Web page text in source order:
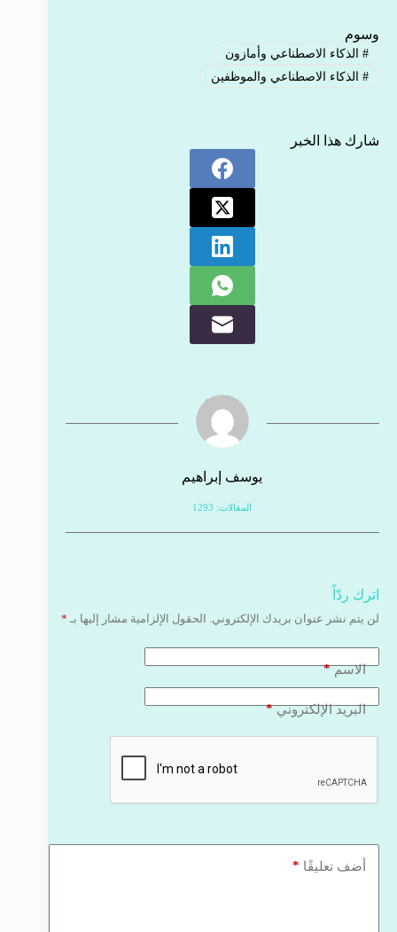
وسوم
#الذكاء الاصطناعي وأمازون
#الذكاء الاصطناعي والموظفين
شارك هذا الخبر
يوسف إبراهيم
المقالات: 1293
اترك ردّاً
لن يتم نشر عنوان بريدك الإلكتروني. الحقول الإلزامية مشار إليها بـ *
الاسم*
البريد الإلكتروني*
أضف تعليقًا *